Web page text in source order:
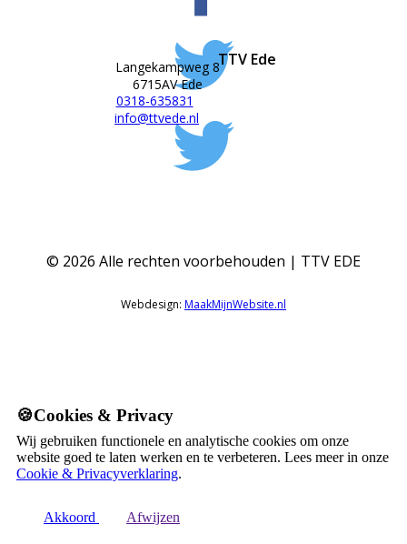
TTV Ede
Langekampweg 8
6715AV Ede
0318-635831
info@ttvede.nl
© 2026 Alle rechten voorbehouden | TTV EDE
Webdesign: MaakMijnWebsite.nl
🍪Cookies & Privacy
Wij gebruiken functionele en analytische cookies om onze
website goed te laten werken en te verbeteren. Lees meer in onze
Cookie & Privacyverklaring.
Akkoord Afwijzen